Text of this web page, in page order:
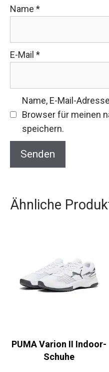
Name *
E-Mail *
Name, E-Mail-
Browser für meinen
speichern.
Ähnliche
PUMA Varion II Indoor-
Schuhe